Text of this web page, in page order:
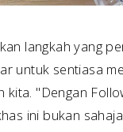
langkah yang
untuk sentiasa
"Dengan
ini bukan